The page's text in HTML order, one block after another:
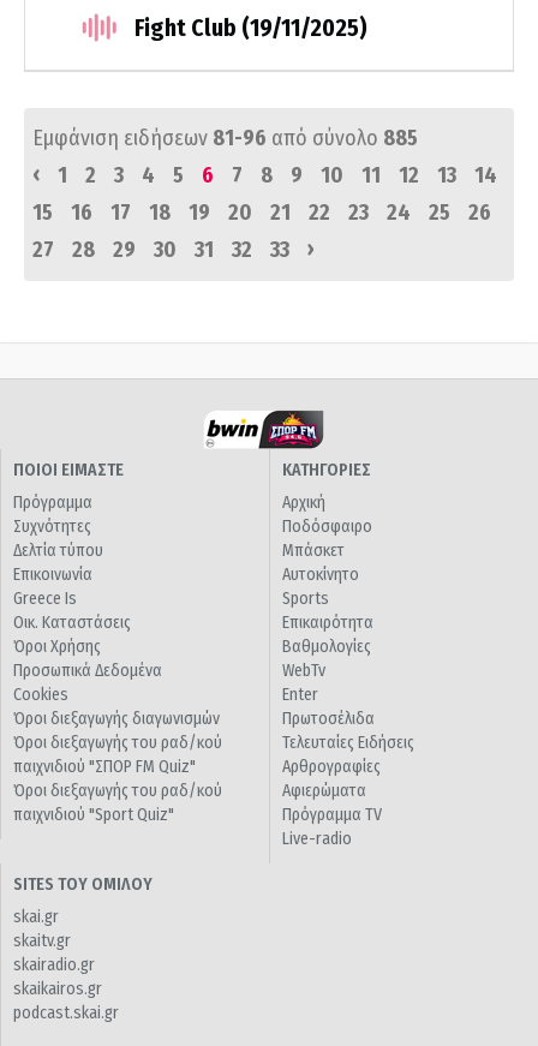
Fight Club (19/11/2025)
Εμφάνιση ειδήσεων 81-96 από σύνολο 885
‹
1 2 3 4 5 6 7 8 9 10 11 12 13
14
15
16 17 18 19 20 21 22 23 24 25
26
27
28 29 30 31 32 33 ›
ΠΟΙΟΙ ΕΙΜΑΣΤΕ
Πρόγραμμα
Συχνότητες
Δελτία τύπου
Επικοινωνία
Greece Is
Οικ. Καταστάσεις
Όροι Χρήσης
Προσωπικά Δεδομένα
Cookies
Όροι διεξαγωγής διαγωνισμών
Όροι διεξαγωγής του ραδ/κού
παιχνιδιού "ΣΠΟΡ FM Quiz"
Όροι διεξαγωγής του ραδ/κού
παιχνιδιού "Sport Quiz"
ΚΑΤΗΓΟΡΙΕΣ
Αρχική
Ποδόσφαιρο
Μπάσκετ
Αυτοκίνητο
Sports
Επικαιρότητα
Βαθμολογίες
WebTv
Enter
Πρωτοσέλιδα
Τελευταίες Ειδήσεις
Αρθρογραφίες
Αφιερώματα
Πρόγραμμα TV
Live-radio
SITES ΤΟΥ ΟΜΙΛΟΥ
skai.gr
skaitv.gr
skairadio.gr
skaikairos.gr
podcast.skai.gr